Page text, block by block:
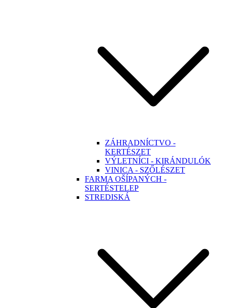
ZÁHRADNÍCTVO -
KERTÉSZET
VÝLETNÍCI - KIRÁNDULÓK
VINICA - SZŐLÉSZET
FARMA OŠÍPANÝCH -
SERTÉSTELEP
STREDISKÁ